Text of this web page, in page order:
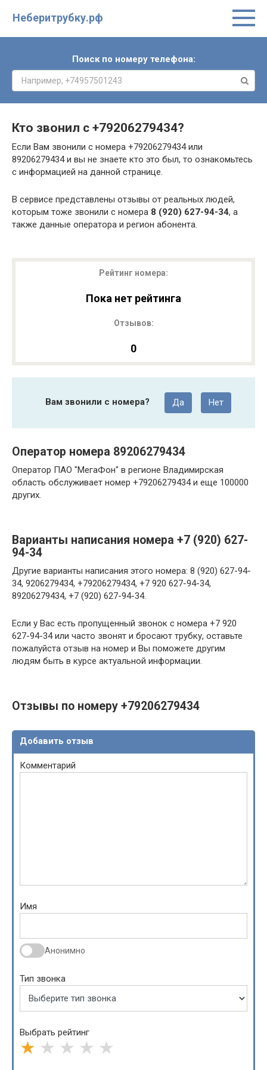
Неберитрубку.рф
Поиск по номеру телефона:
Кто звонил с +79206279434?
Если Вам звонили с номера +79206279434 или
89206279434 и вы не знаете кто это был, то ознакомьтесь
с информацией на данной странице.
В сервисе представлены отзывы от реальных людей,
которым тоже звонили с номера 8 (920) 627-94-34, а
также данные оператора и регион абонента.
Рейтинг номера:
Пока нет рейтинга
Отзывов:
0
Вам звонили с номера? Да Нет
Оператор номера 89206279434
Оператор ПАО "МегаФон" в регионе Владимирская
область обслуживает номер +79206279434 и еще 100000
других.
Варианты написания номера +7 (920) 627-
94-34
Другие варианты написания этого номера: 8 (920) 627-94-
34, 9206279434, +79206279434, +7 920 627-94-34,
89206279434, +7 (920) 627-94-34.
Если у Вас есть пропущенный звонок с номера +7 920
627-94-34 или часто звонят и бросают трубку, оставьте
пожалуйста отзыв на номер и Вы поможете другим
людям быть в курсе актуальной информации.
Отзывы по номеру +79206279434
Добавить отзыв
Комментарий
Имя
Анонимно
Тип звонка
Выбрать рейтинг
★ ★ ★ ★ ★